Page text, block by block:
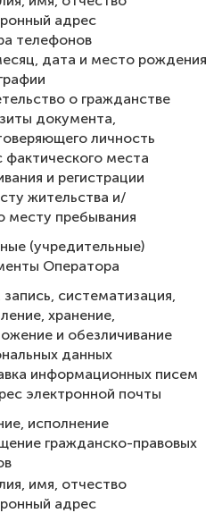
адрес
телефонов
дата и место рождения
о гражданстве
документа,
личность
фактического места
и регистрации
жительства и/
месту пребывания
(учредительные)
Оператора
систематизация,
хранение,
и обезличивание
данных
информационных писем
электронной почты
исполнение
гражданско-правовых
имя, отчество
адрес